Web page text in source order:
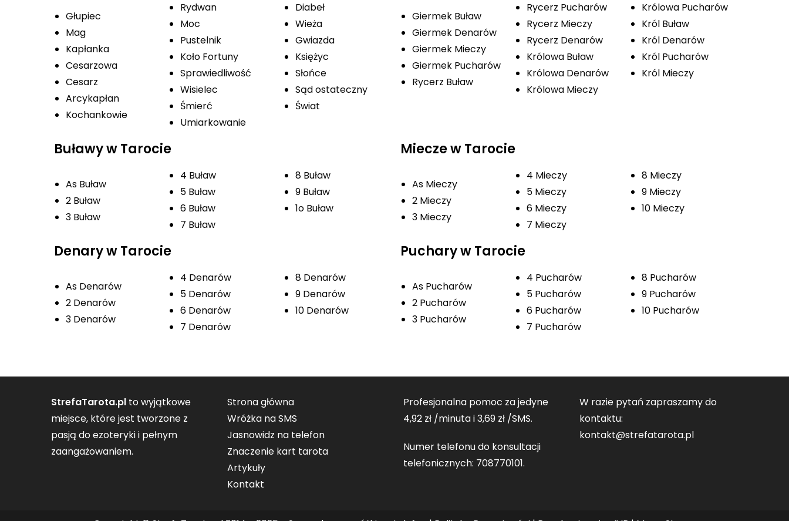
Głupiec
Mag
Kapłanka
Cesarzowa
Cesarz
Arcykapłan
Kochankowie
Rydwan
Moc
Pustelnik
Koło Fortuny
Sprawiedliwość
Wisielec
Śmierć
Umiarkowanie
Diabeł
Wieża
Gwiazda
Księżyc
Słońce
Sąd ostateczny
Świat
Giermek Buław
Giermek Denarów
Giermek Mieczy
Giermek Pucharów
Rycerz Buław
Rycerz Pucharów
Rycerz Mieczy
Rycerz Denarów
Królowa Buław
Królowa Denarów
Królowa Mieczy
Królowa Pucharów
Król Buław
Król Denarów
Król Pucharów
Król Mieczy
Buławy w Tarocie
As Buław
2 Buław
3 Buław
4 Buław
5 Buław
6 Buław
7 Buław
8 Buław
9 Buław
1o Buław
Denary w Tarocie
As Denarów
2 Denarów
3 Denarów
4 Denarów
5 Denarów
6 Denarów
7 Denarów
8 Denarów
9 Denarów
10 Denarów
Miecze w Tarocie
As Mieczy
2 Mieczy
3 Mieczy
4 Mieczy
5 Mieczy
6 Mieczy
7 Mieczy
8 Mieczy
9 Mieczy
10 Mieczy
Puchary w Tarocie
As Pucharów
2 Pucharów
3 Pucharów
4 Pucharów
5 Pucharów
6 Pucharów
7 Pucharów
8 Pucharów
9 Pucharów
10 Pucharów
StrefaTarota.pl to wyjątkowe
miejsce, które jest tworzone z
pasją do ezoteryki i pełnym
zaangażowaniem.
Strona główna
Wróżka na SMS
Jasnowidz na telefon
Znaczenie kart tarota
Artykuły
Kontakt
Profesjonalna pomoc za jedyne
4,92 zł /minuta i 3,69 zł /SMS.
Numer telefonu do konsultacji
telefonicznych: 708770101.
W razie pytań zapraszamy do
kontaktu:
kontakt@strefatarota.pl